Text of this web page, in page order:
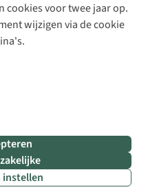
cookies voor twee jaar op.
wijzigen via de cookie
instellen
Algemene voorwaarden